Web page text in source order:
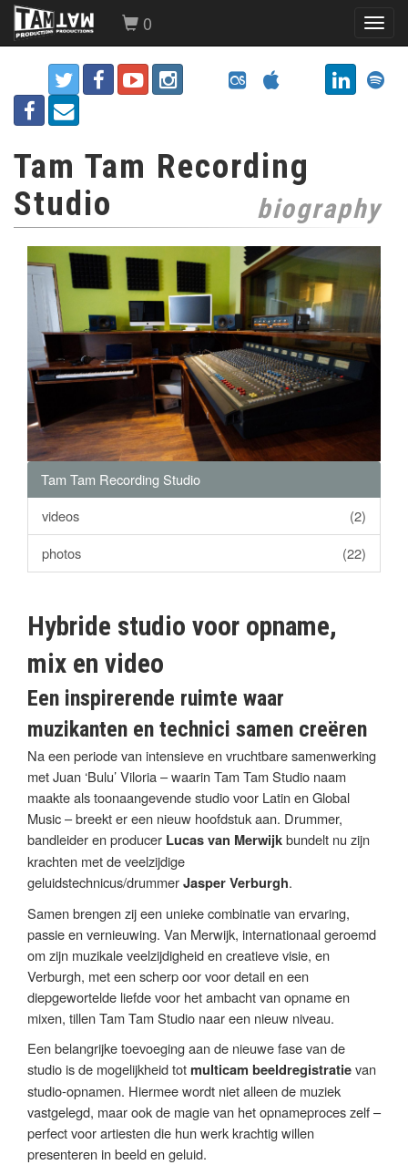
0
Tam Tam Recording
Studio
biography
Tam Tam Recording Studio
videos
(2)
photos
(22)
Hybride studio voor opname,
mix en video
Een inspirerende ruimte waar
muzikanten en technici samen creëren
Na een periode van intensieve en vruchtbare samenwerking
met Juan ‘Bulu’ Viloria – waarin Tam Tam Studio naam
maakte als toonaangevende studio voor Latin en Global
Music – breekt er een nieuw hoofdstuk aan. Drummer,
bandleider en producer Lucas van Merwijkbundelt nu zijn
krachten met de veelzijdige
geluidstechnicus/drummerJasper Verburgh.
Samen brengen zij een unieke combinatie van ervaring,
passie en vernieuwing. Van Merwijk, internationaal geroemd
om zijn muzikale veelzijdigheid en creatieve visie, en
Verburgh, met een scherp oor voor detail en een
diepgewortelde liefde voor het ambacht van opname en
mixen, tillen Tam Tam Studio naar een nieuw niveau.
Een belangrijke toevoeging aan de nieuwe fase van de
studio is de mogelijkheid totmulticam beeldregistratievan
studio-opnamen. Hiermee wordt niet alleen de muziek
vastgelegd, maar ook de magie van het opnameproces zelf –
perfect voor artiesten die hun werk krachtig willen
presenteren in beeld en geluid.